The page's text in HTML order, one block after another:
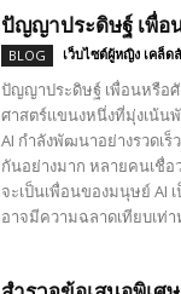
ปัญญาประดิษฐ์ เพื่อ
BLOG เว็บไซต์ผู้หญิง เคล็ด
ปัญญาประดิษฐ์ เพื่อนหรือศั
ศาสตร์แขนงหนึ่งที่มุ่งเน้น
AI กำลังพัฒนาอย่างรวดเร็
กันอย่างมาก หลายคนเชื่อ
จะเป็นเพื่อนของมนุษย์ AI
อาจมีความฉลาดเทียบเท่